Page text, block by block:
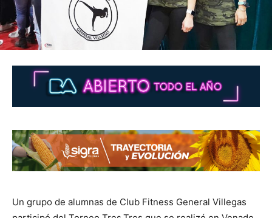
Un grupo de alumnas de Club Fitness General Villegas